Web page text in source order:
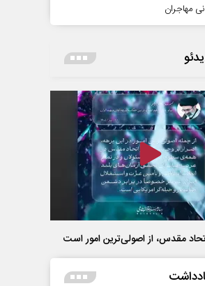
مهاجران
مقدس، از اصولی‌ترین امور است